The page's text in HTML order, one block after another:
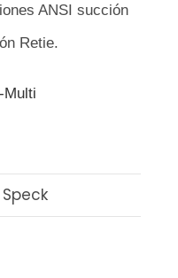
ANSI succión
Retie.
Multi
Speck